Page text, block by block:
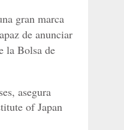
gran marca
de anunciar
la Bolsa de
asegura
of Japan